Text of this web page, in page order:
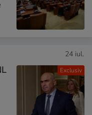
Exclusiv
24 iul.